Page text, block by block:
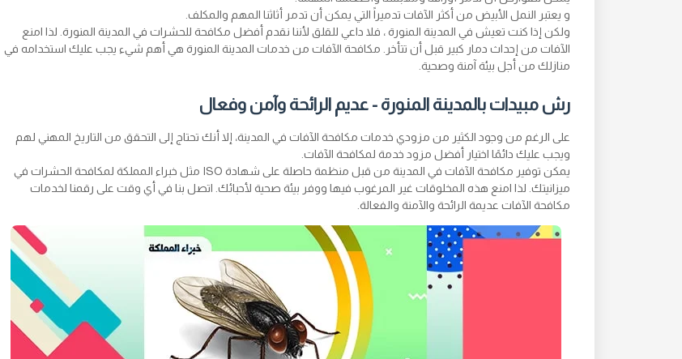
و يعتبر النمل الأبيض من أكثر الآفات تدميراً التي يمكن أن تدمر أثاثنا المهم والمكلف.
ولكن إذا كنت تعيش في المدينة المنورة ، فلا داعي للقلق لأننا نقدم أفضل مكافحة للحشرات في المدينة المنورة. لذا امنع
الآفات من إحداث دمار كبير قبل أن تتأخر. مكافحة الآفات من خدمات المدينة المنورة هي أهم شيء يجب عليك استخدامه في
منازلك من أجل بيئة آمنة وصحية.
رش مبيدات بالمدينة المنورة - عديم الرائحة وآمن وفعال
على الرغم من وجود الكثير من مزودي خدمات مكافحة الآفات في المدينة، إلا أنك تحتاج إلى التحقق من التاريخ المهني لهم
ويجب عليك دائمًا اختيار أفضل مزود خدمة لمكافحة الآفات.
يمكن توفير مكافحة الآفات في المدينة من قبل منظمة حاصلة على شهادة ISO مثل خبراء المملكة لمكافحة الحشرات في
ميزانيتك. لذا امنع هذه المخلوقات غير المرغوب فيها ووفر بيئة صحية لأحبائك. اتصل بنا في أي وقت على رقمنا لخدمات
مكافحة الآفات عديمة الرائحة والآمنة والفعالة.